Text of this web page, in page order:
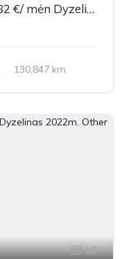
Mercedes-Benz Vito nuo 282 €/ mėn Dyzelinas 2022m. Vienatūris Automatinė
130,847 km
18